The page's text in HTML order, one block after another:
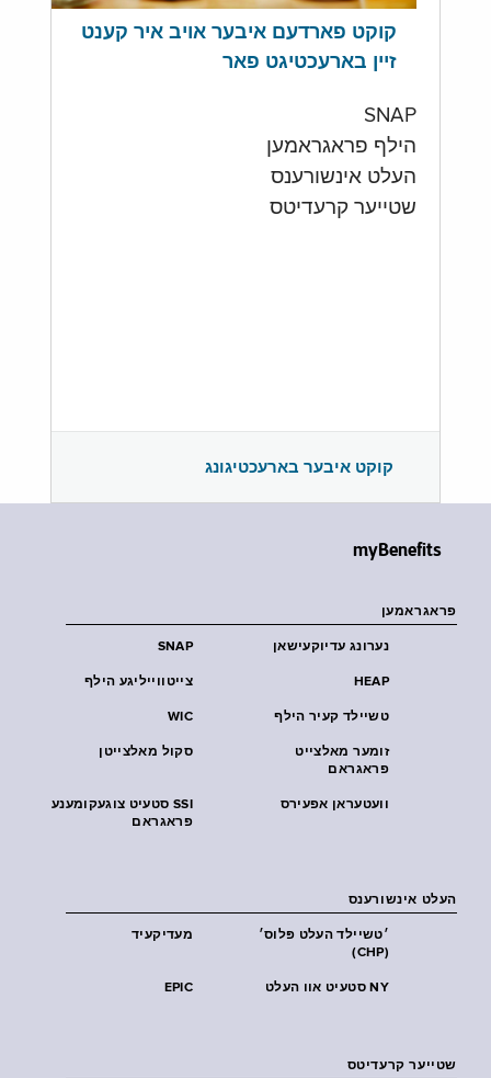
קוקט פארדעם איבער אויב איר קענט
זיין בארעכטיגט פאר
SNAP
הילף פראגראמען
העלט אינשורענס
שטייער קרעדיטס
קוקט איבער בארעכטיגונג
myBenefits
פראגראמען
SNAP נערונג עדיוקעישאן
צייטווייליגע הילף HEAP
WIC טשיילד קעיר הילף
סקול מאלצייטן
זומער מאלצייט
פראגראם
SSI סטעיט צוגעקומענע
פראגראם
וועטעראן אפעירס
העלט אינשורענס
מעדיקעיד
׳טשיילד העלט פּלוס׳
(CHP)
EPIC NY סטעיט אוו העלט
שטייער קרעדיטס